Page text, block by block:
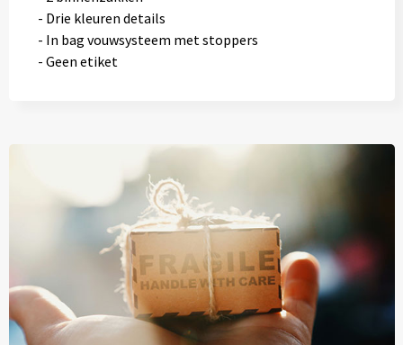
- Drie kleuren details
- In bag vouwsysteem met stoppers
- Geen etiket